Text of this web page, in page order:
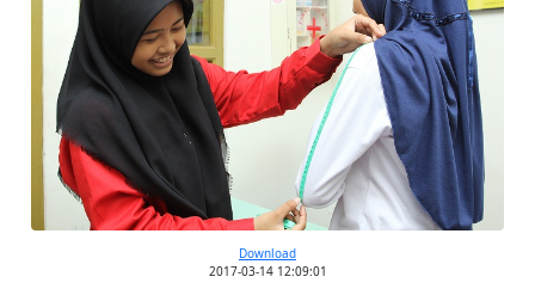
Download
2017-03-14 12:09:01